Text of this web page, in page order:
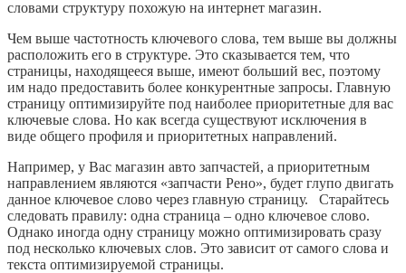
словами структуру похожую на интернет магазин.
Чем выше частотность ключевого слова, тем выше вы должны
расположить его в структуре. Это сказывается тем, что
страницы, находящееся выше, имеют больший вес, поэтому
им надо предоставить более конкурентные запросы. Главную
страницу оптимизируйте под наиболее приоритетные для вас
ключевые слова. Но как всегда существуют исключения в
виде общего профиля и приоритетных направлений.
Например, у Вас магазин авто запчастей, а приоритетным
направлением являются «запчасти Рено», будет глупо двигать
данное ключевое слово через главную страницу. Старайтесь
следовать правилу: одна страница – одно ключевое слово.
Однако иногда одну страницу можно оптимизировать сразу
под несколько ключевых слов. Это зависит от самого слова и
текста оптимизируемой страницы.